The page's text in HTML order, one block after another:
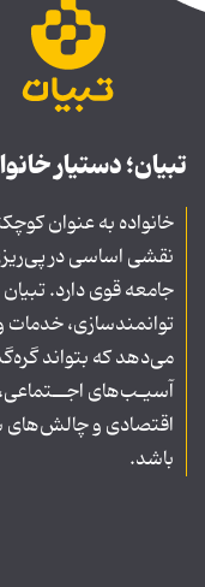
تبیان؛ دستیار
خانواده به عنوان
نقشی اساسی در
جامعه قوی دارد.
توانمندسازی، خدمات و
می‌دهد که بتواند
آسیـب‌های
اقتصادی و چالش‌های
باشد.